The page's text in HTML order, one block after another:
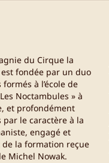
du Cirque la
fondée par un duo
formés à l’école de
Noctambules » à
et profondément
par le caractère à la
engagé et
de la formation reçue
Michel Nowak.